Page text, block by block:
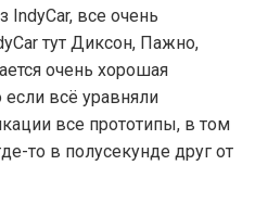
IndyCar, все очень
тут Диксон, Пажно,
очень хорошая
всё уравняли
все прототипы, в том
то в полусекунде друг от